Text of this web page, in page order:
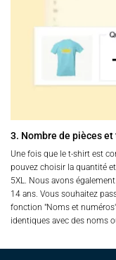
3. Nombre de pièces
Une fois que le t-shirt est
pouvez choisir la quantité
5XL. Nous avons
14 ans. Vous souhaitez
fonction "Noms et
identiques avec des noms